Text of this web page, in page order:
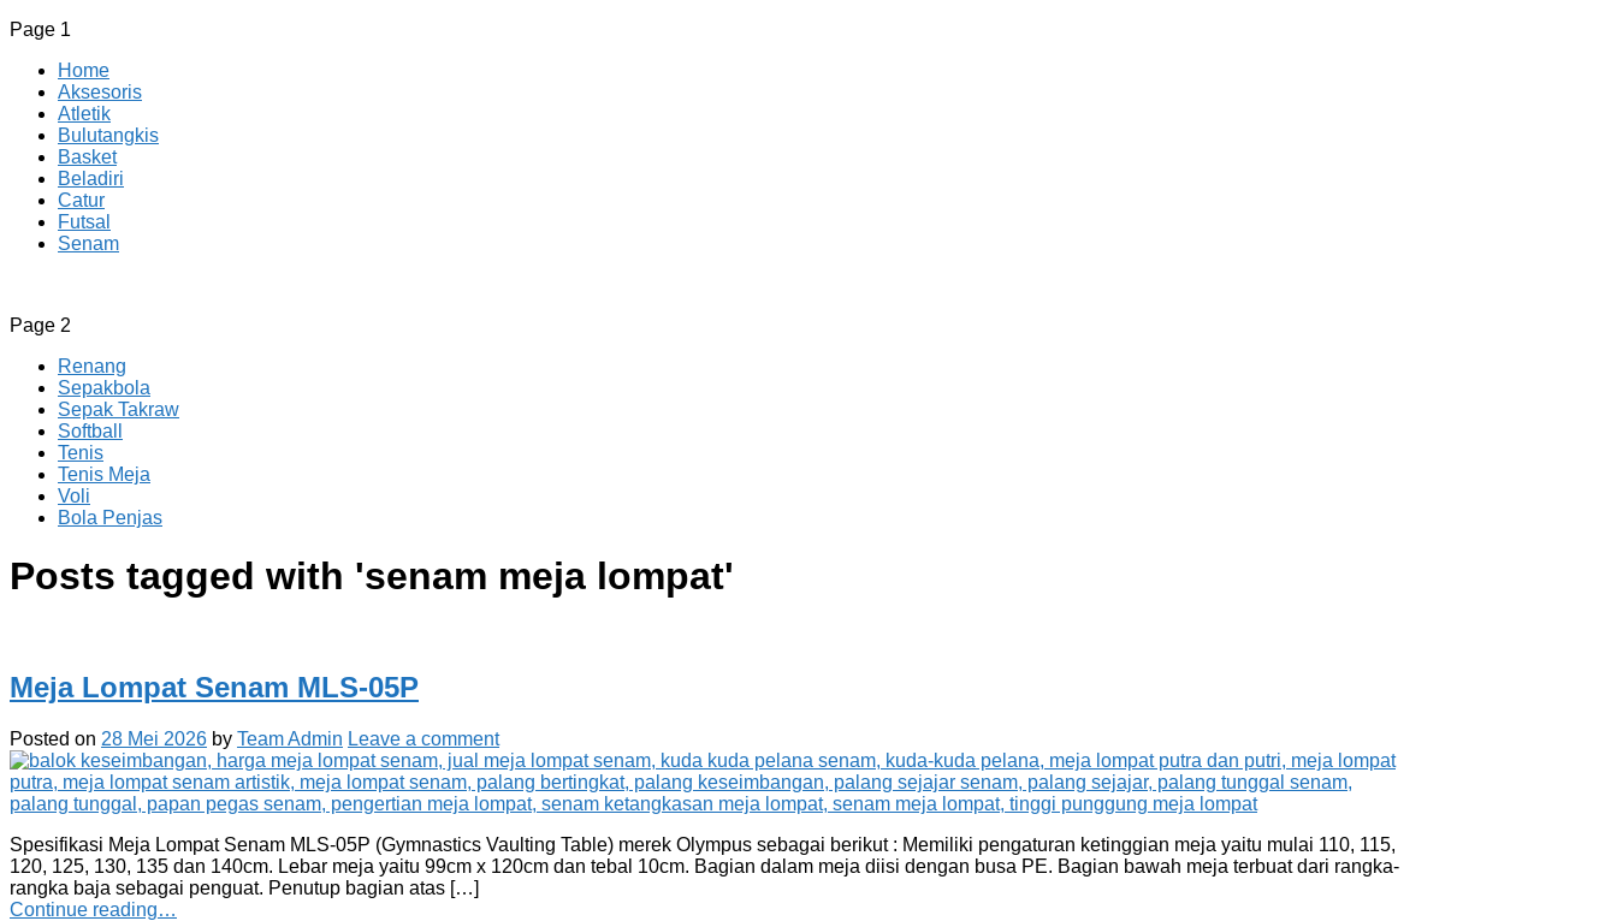
Page 1
Home
Aksesoris
Atletik
Bulutangkis
Basket
Beladiri
Catur
Futsal
Senam
CV JAYA BERSAMA Co Id
Menyediakan Semua Perlengkapan Olahraga Yang Lengkap, Berkualitas Dengan Harga Yang Murah
Page 2
Renang
Sepakbola
Sepak Takraw
Softball
Tenis
Tenis Meja
Voli
Bola Penjas
Posts tagged with 'senam meja lompat'
Meja Lompat Senam MLS-05P
Posted on 28 Mei 2026 by Team Admin Leave a comment
Spesifikasi Meja Lompat Senam MLS-05P (Gymnastics Vaulting Table) merek Olympus sebagai berikut : Memiliki pengaturan ketinggian meja yaitu mulai 110, 115,
120, 125, 130, 135 dan 140cm. Lebar meja yaitu 99cm x 120cm dan tebal 10cm. Bagian dalam meja diisi dengan busa PE. Bagian bawah meja terbuat dari rangka-
rangka baja sebagai penguat. Penutup bagian atas […]
Continue reading…